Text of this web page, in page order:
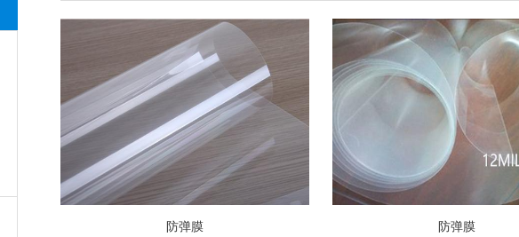
防弹膜 防弹膜